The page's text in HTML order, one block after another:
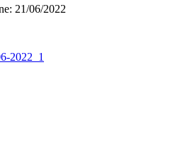
21/06/2022
2022_1